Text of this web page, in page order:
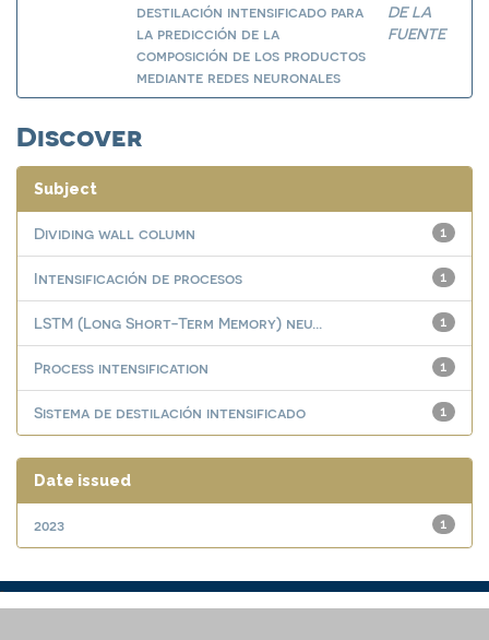
destilación intensificado para
la predicción de la
composición de los productos
mediante redes neuronales
DE LA
FUENTE
Discover
Subject
1
Dividing wall column
1
Intensificación de procesos
1
LSTM (Long Short-Term Memory) neu...
1
Process intensification
1
Sistema de destilación intensificado
Date issued
1
2023